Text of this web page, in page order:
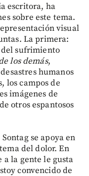
escritora, ha
sobre este tema.
visual
La primera:
del sufrimiento
los demás,
humanos
los campos de
imágenes de
otros espantosos
se apoya en
del dolor. En
a la gente le gusta
convencido de